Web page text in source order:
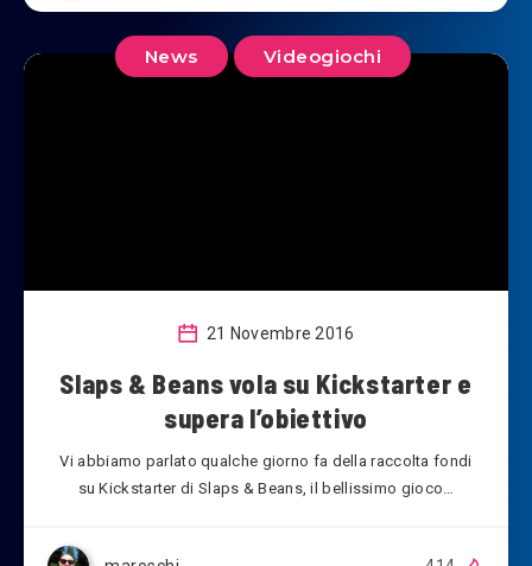
News Videogiochi
21 Novembre 2016
Slaps & Beans vola su Kickstarter e
supera l’obiettivo
Vi abbiamo parlato qualche giorno fa della raccolta fondi
su Kickstarter di Slaps & Beans, il bellissimo gioco…